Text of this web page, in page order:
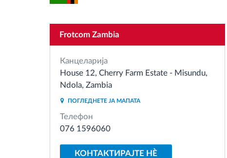
Управување со работната сила
тахографски датотеки
Управување со горивото
Планирање и следење на рутите
Frotcom Zambia
Канцеларија
House 12, Cherry Farm Estate - Misundu,
Ndola, Zambia
ПОГЛЕДНЕТЕ ЈА МАПАТА
Телефон
076 1596060
КОНТАКТИРАЈТЕ НÈ